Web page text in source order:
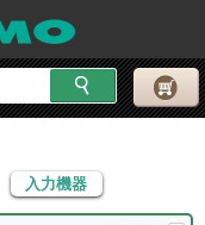
入力機器